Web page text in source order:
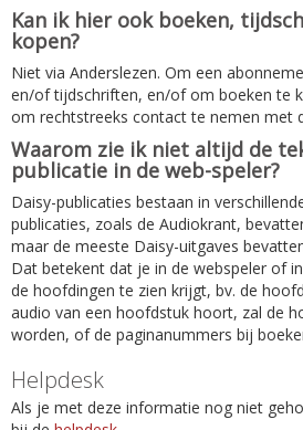
Kan ik hier ook boeken,
kopen?
Niet via Anderslezen. Om een
en/of tijdschriften, en/of om boeken te
om rechtstreeks contact te nemen met
Waarom zie ik niet altijd de
publicatie in de web-speler?
Daisy-publicaties bestaan in
publicaties, zoals de Audiokrant,
maar de meeste Daisy-uitgaves
Dat betekent dat je in de webspeler of
de hoofdingen te zien krijgt, bv. de
audio van een hoofdstuk hoort, zal de
worden, of de paginanummers bij
Helpdesk
Als je met deze informatie nog niet